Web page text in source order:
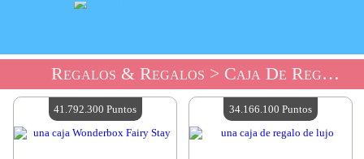
Regalos & Regalos > Caja De Regalo De La Tienda De Regalos
41.792.300 Puntos 34.166.100 Puntos